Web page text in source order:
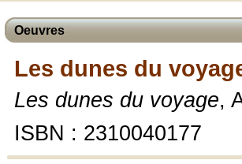
Oeuvres
Les dunes du
Les dunes du voyage,
ISBN : 2310040177